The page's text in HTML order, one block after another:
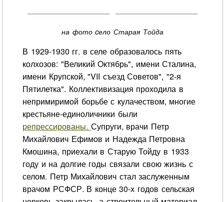
на фото cело Старая Тойда
В 1929-1930 гг. в селе образовалось пять
колхозов: "Великий Октябрь", имени Сталина,
имени Крупской, "VII съезд Советов", "2-я
Пятилетка". Коллективизация проходила в
непримиримой борьбе с кулачеством, многие
крестьяне-единоличники были
репрессированы. Супруги, врачи Петр
Михайлович Ефимов и Надежда Петровна
Кмошина, приехали в Старую Тойду в 1933
году и на долгие годы связали свою жизнь с
селом. Петр Михайлович стал заслуженным
врачом РСФСР. В конце 30-х годов сельская